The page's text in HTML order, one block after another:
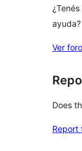
ayuda?
Ver
Does
Report